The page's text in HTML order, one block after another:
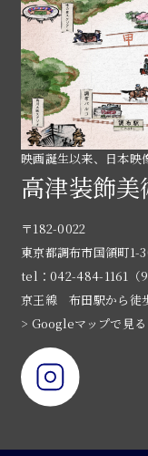
映画誕生以来、日本映
高津装飾
〒182-0022
東京都調布市国領町1-
tel：042-484-1161（
京王線 布田駅から徒
> Googleマップで見る